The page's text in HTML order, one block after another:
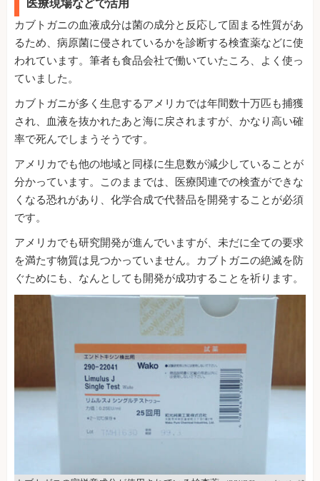
医療現場などで活用
カブトガニの血液成分は菌の成分と反応して固まる性質があ
るため、病原菌に侵されているかを診断する検査薬などに使
われています。筆者も食品会社で働いていたころ、よく使っ
ていました。
カブトガニが多く生息するアメリカでは年間数十万匹も捕獲
され、血液を抜かれたあと海に戻されますが、かなり高い確
率で死んでしまうそうです。
アメリカでも他の地域と同様に生息数が減少していることが
分かっています。このままでは、医療関連での検査ができな
くなる恐れがあり、化学合成で代替品を開発することが必須
です。
アメリカでも研究開発が進んでいますが、未だに全ての要求
を満たす物質は見つかっていません。カブトガニの絶滅を防
ぐためにも、なんとしても開発が成功することを祈ります。